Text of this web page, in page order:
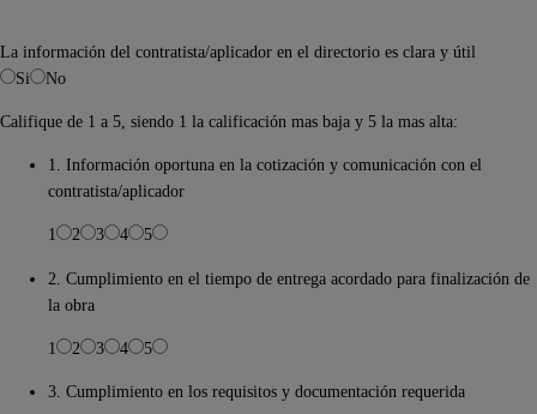
La información del contratista/aplicador en el directorio es clara y útil
Si
No
Califique de 1 a 5, siendo 1 la calificación mas baja y 5 la mas alta:
1. Información oportuna en la cotización y comunicación con el
contratista/aplicador
1 2 3 4 5
2. Cumplimiento en el tiempo de entrega acordado para finalización de
la obra
1 2 3 4 5
3. Cumplimiento en los requisitos y documentación requerida